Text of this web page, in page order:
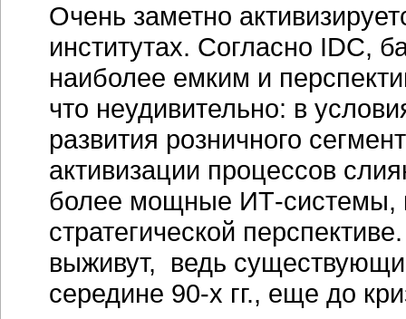
Очень заметно
институтах. Согласно IDC,
наиболее емким и
что неудивительно: в
развития розничного
активизации процессов
более мощные ИТ-системы,
стратегической
выживут, ведь
середине 90-х гг., еще до